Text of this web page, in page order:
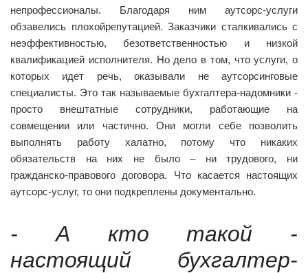
непрофессионалы. Благодаря ним аутсорс-услуги
обзавелись плохойрепутацией. Заказчики сталкивались с
неэффективностью, безответственностью и низкой
квалификацией исполнителя. Но дело в том, что услуги, о
которых идет речь, оказывали не аутсорсинговые
специалисты. Это так называемые бухгалтера-надомники -
просто внештатные сотрудники, работающие на
совмещении или частично. Они могли себе позволить
выполнять работу халатно, потому что никаких
обязательств на них не было – ни трудового, ни
гражданско-правового договора. Что касается настоящих
аутсорс-услуг, то они подкреплены документально.
- А кто такой -
настоящий бухгалтер-